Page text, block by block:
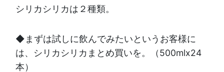
シリカシリカは２種類。
◆まずは試しに飲んでみたいというお客様に
は、シリカシリカまとめ買いを。（500mlx24
本）